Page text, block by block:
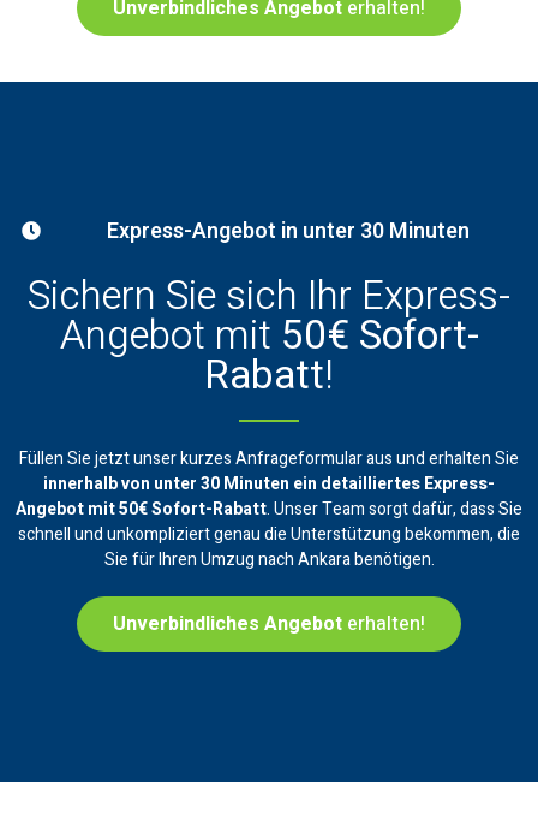
Unverbindliches Angebot erhalten!
Express-Angebot in unter 30 Minuten
Sichern Sie sich Ihr Express-
Angebot mit 50€ Sofort-
Rabatt!
Füllen Sie jetzt unser kurzes Anfrageformular aus und erhalten Sie
innerhalb von unter 30 Minuten ein detailliertes Express-
Angebot mit 50€ Sofort-Rabatt. Unser Team sorgt dafür, dass Sie
schnell und unkompliziert genau die Unterstützung bekommen, die
Sie für Ihren Umzug nach Ankara benötigen.
Unverbindliches Angebot erhalten!